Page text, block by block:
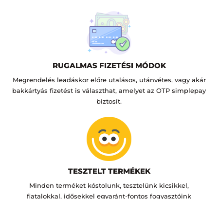
RUGALMAS FIZETÉSI MÓDOK
Megrendelés leadáskor előre utalásos, utánvétes, vagy akár
bakkártyás fizetést is választhat, amelyet az OTP simplepay
biztosít.
TESZTELT TERMÉKEK
Minden terméket kóstolunk, tesztelünk kicsikkel,
fiatalokkal, idősekkel egyaránt-fontos fogyasztóink